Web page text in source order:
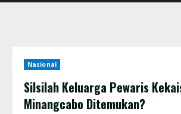
Nasional
Silsilah Keluarga Pewaris
Minangcabo Ditemukan?